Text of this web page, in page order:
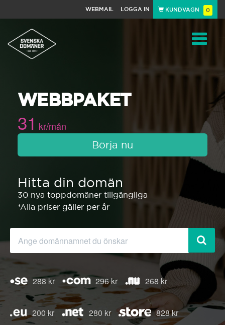
WEBMAIL LOGGA IN KUNDVAGN 0
Toggle
WEBBPAKET
31 kr/mån
Börja nu
Hitta din domän
30 nya toppdomäner tillgängliga
*Alla priser gäller per år
288 kr 296 kr 268 kr
200 kr 280 kr 828 kr